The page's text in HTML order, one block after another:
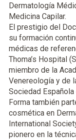
Dermatología
Medicina Capilar.
El prestigio del
su formación
médicas de
Thoma’s Hospital
miembro de la
Venereología y de
Sociedad
Forma también
cosmética en
International
pionero en la